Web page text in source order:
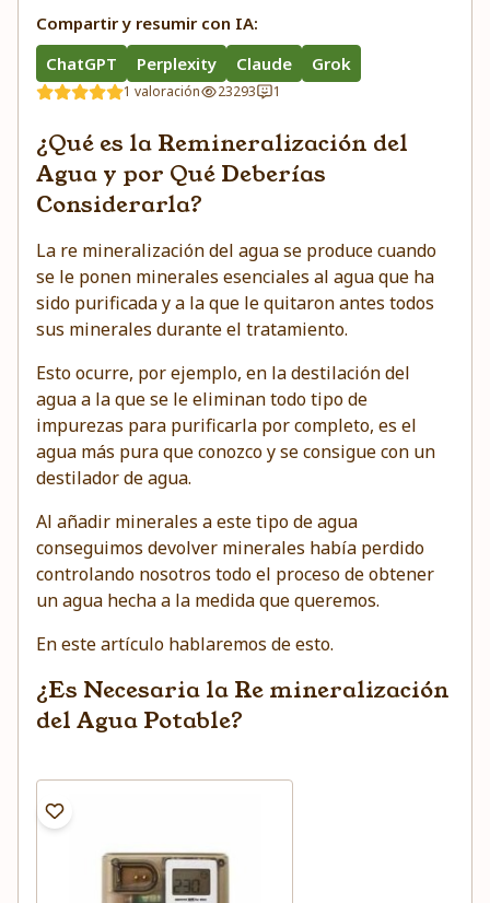
Compartir y resumir con IA:
ChatGPT
Perplexity Claude Grok
1 valoración 23293 1
¿Qué es la Remineralización del
Agua y por Qué Deberías
Considerarla?
La re mineralización del agua se produce cuando
se le ponen minerales esenciales al agua que ha
sido purificada y a la que le quitaron antes todos
sus minerales durante el tratamiento.
Esto ocurre, por ejemplo, en la destilación del
agua a la que se le eliminan todo tipo de
impurezas para purificarla por completo, es el
agua más pura que conozco y se consigue con un
destilador de agua.
Al añadir minerales a este tipo de agua
conseguimos devolver minerales había perdido
controlando nosotros todo el proceso de obtener
un agua hecha a la medida que queremos.
En este artículo hablaremos de esto.
¿Es Necesaria la Re mineralización
del Agua Potable?